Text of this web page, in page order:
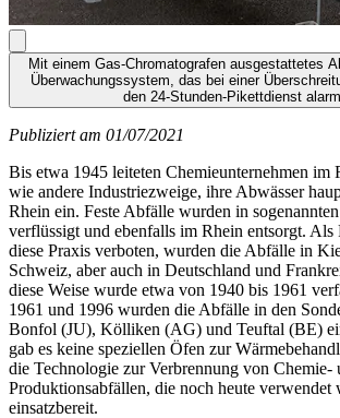
Mit einem Gas-Chromatografen ausgestattetes
Überwachungssystem, das bei einer
den 24-Stunden-Pikettdienst
Publiziert am 01/07/2021
Bis etwa 1945 leiteten Chemieunternehmen im
wie andere Industriezweige, ihre Abwässer
Rhein ein. Feste Abfälle wurden in
verflüssigt und ebenfalls im Rhein entsorgt. Als
diese Praxis verboten, wurden die Abfälle in
Schweiz, aber auch in Deutschland und
diese Weise wurde etwa von 1940 bis 1961
1961 und 1996 wurden die Abfälle in den
Bonfol (JU), Kölliken (AG) und Teuftal (BE)
gab es keine speziellen Öfen zur
die Technologie zur Verbrennung von Chemie-
Produktionsabfällen, die noch heute verwendet
einsatzbereit.